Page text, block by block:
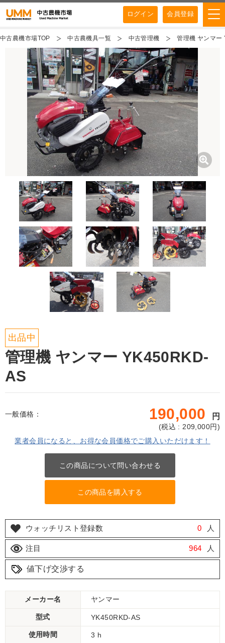
ログイン 会員登録
中古農機市場TOP 中古農機具一覧 中古管理機 管理機 ヤンマ
出品中
管理機 ヤンマー YK450RKD-
AS
一般価格： 190,000 円
(税込 : 209,000円)
業者会員になると、お得な会員価格でご購入いただけます！
この商品について問い合わせる
この商品を購入する
ウォッチリスト登録数 0 人
注目 964 人
値下げ交渉する
メーカー名 ヤンマー
型式 YK450RKD-AS
使用時間 3 h